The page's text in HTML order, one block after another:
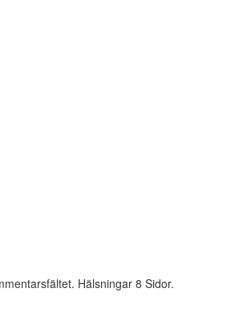
Hälsningar 8 Sidor.